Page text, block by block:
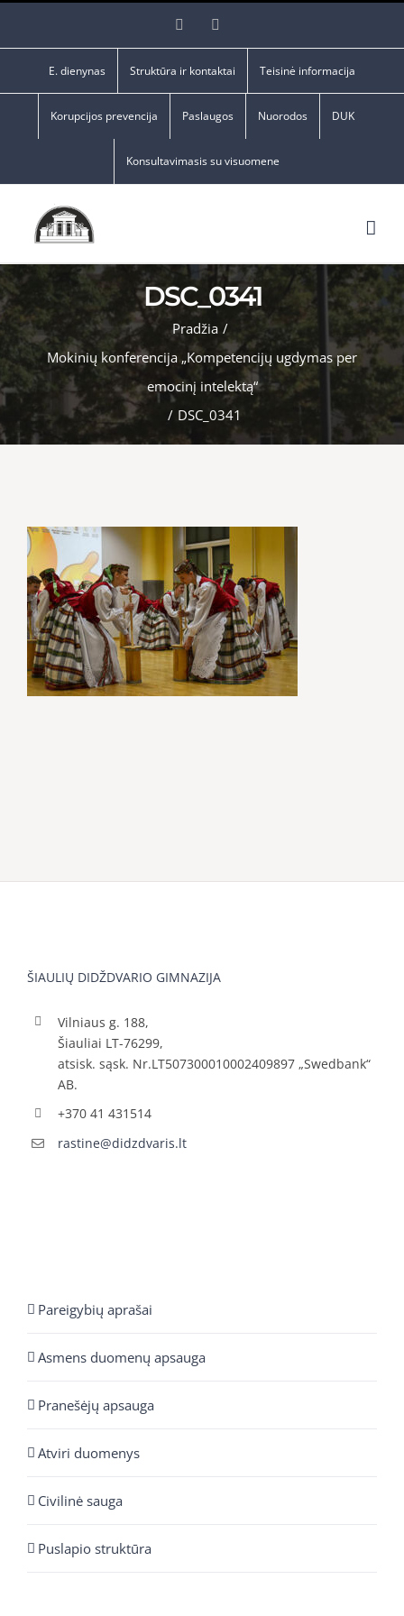
Facebook
E. dienynas Struktūra ir kontaktai Teisinė informacija
Korupcijos prevencija Paslaugos Nuorodos DUK
Konsultavimasis su visuomene
DSC_0341
Pradžia /
Mokinių konferencija „Kompetencijų ugdymas per
emocinį intelektą“
/ DSC_0341
ŠIAULIŲ DIDŽDVARIO GIMNAZIJA
Vilniaus g. 188,
Šiauliai LT-76299,
atsisk. sąsk. Nr.LT507300010002409897 „Swedbank“
AB.
+370 41 431514
rastine@didzdvaris.lt
Pareigybių aprašai
Asmens duomenų apsauga
Pranešėjų apsauga
Atviri duomenys
Civilinė sauga
Puslapio struktūra